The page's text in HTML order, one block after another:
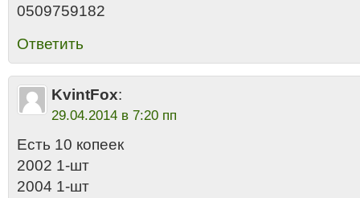
0509759182
Ответить
KvintFox:
29.04.2014 в 7:20 пп
Есть 10 копеек
2002 1-шт
2004 1-шт